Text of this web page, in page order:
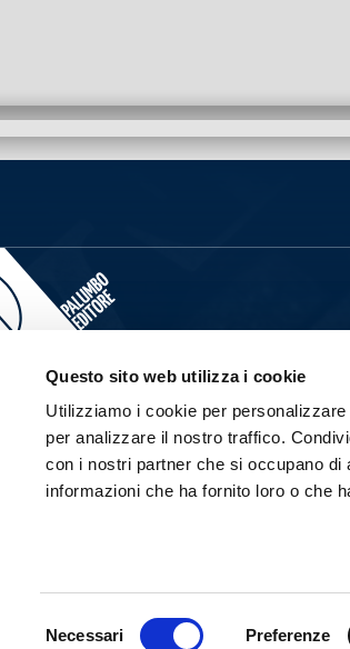
Questo sito web utilizza i cookie
Utilizziamo i cookie per
per analizzare il nostro traffico.
con i nostri partner che si occupano di
informazioni che ha fornito loro o che
Necessari Preferenze
& C. EDITORE S.P.A. È UNA CASA EDITRICE
NEL SETTORE SCOLASTICO DAL 1939, CON
IN CUI LA PALUMBO È LEADER DI
CONTA OLTRE 7.000 TITOLI PUBBLICATI.